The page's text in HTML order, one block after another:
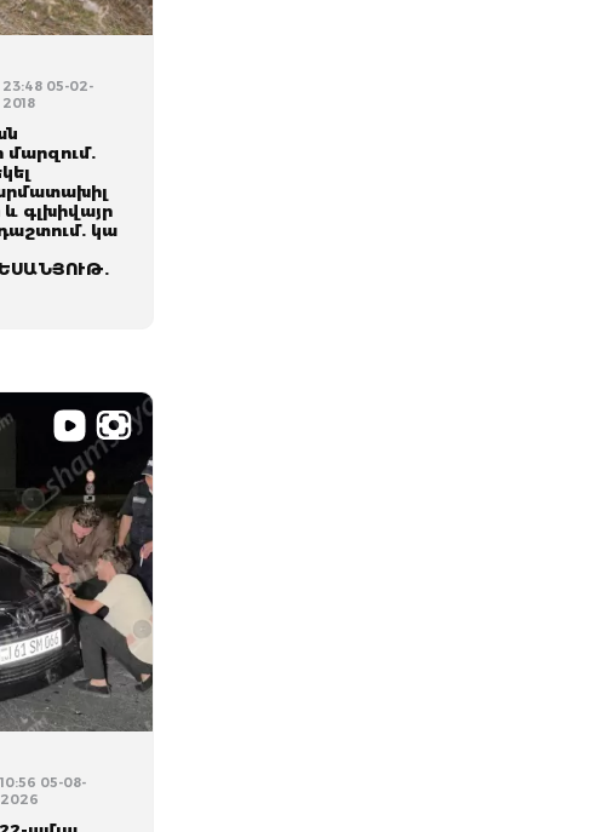
23:48 05-02-
2018
գլխիվայր
դաշտում. կա
10:56 05-08-
2026